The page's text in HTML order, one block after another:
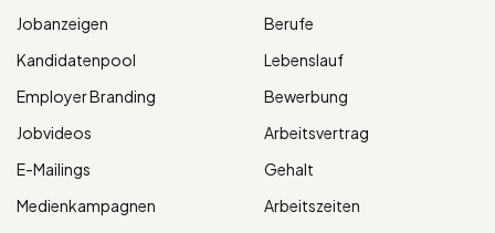
Jobanzeigen
Kandidatenpool
Employer Branding
Jobvideos
E-Mailings
Medienkampagnen
Berufe
Lebenslauf
Bewerbung
Arbeitsvertrag
Gehalt
Arbeitszeiten